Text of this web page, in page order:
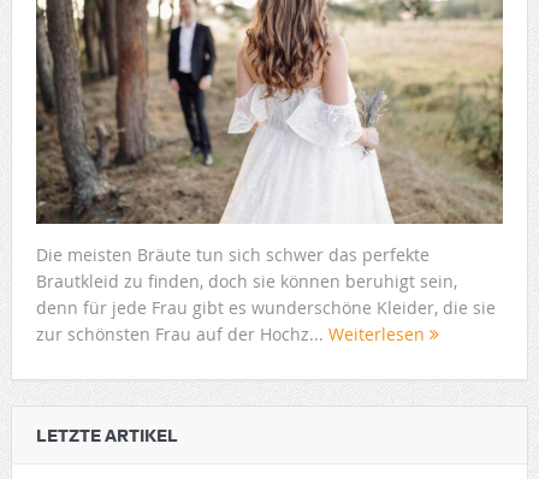
Die meisten Bräute tun sich schwer das perfekte
Brautkleid zu finden, doch sie können beruhigt sein,
denn für jede Frau gibt es wunderschöne Kleider, die sie
zur schönsten Frau auf der Hochz... Weiterlesen
LETZTE ARTIKEL